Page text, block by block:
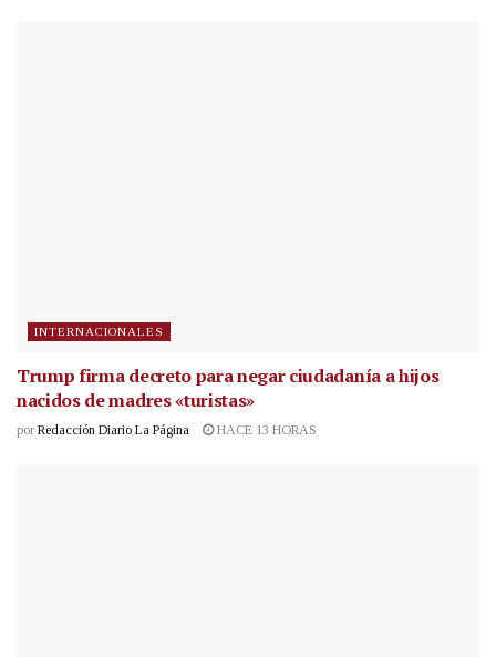
INTERNACIONALES
Trump firma decreto para negar ciudadanía a hijos
nacidos de madres «turistas»
por Redacción Diario La Página HACE 13 HORAS